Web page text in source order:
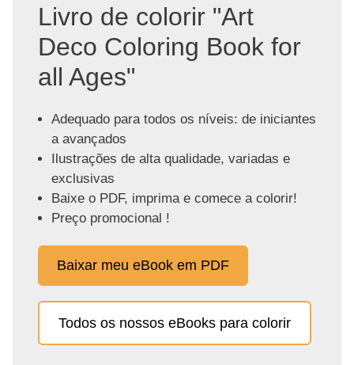
Livro de colorir "Art
Deco Coloring Book for
all Ages"
Adequado para todos os níveis: de iniciantes
a avançados
Ilustrações de alta qualidade, variadas e
exclusivas
Baixe o PDF, imprima e comece a colorir!
Preço promocional !
Baixar meu eBook em PDF
Todos os nossos eBooks para colorir